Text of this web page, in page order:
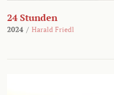
24 Stunden
2024 / Harald Friedl